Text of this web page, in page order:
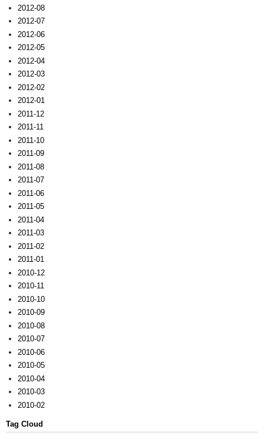
2012-08
2012-07
2012-06
2012-05
2012-04
2012-03
2012-02
2012-01
2011-12
2011-11
2011-10
2011-09
2011-08
2011-07
2011-06
2011-05
2011-04
2011-03
2011-02
2011-01
2010-12
2010-11
2010-10
2010-09
2010-08
2010-07
2010-06
2010-05
2010-04
2010-03
2010-02
Tag Cloud